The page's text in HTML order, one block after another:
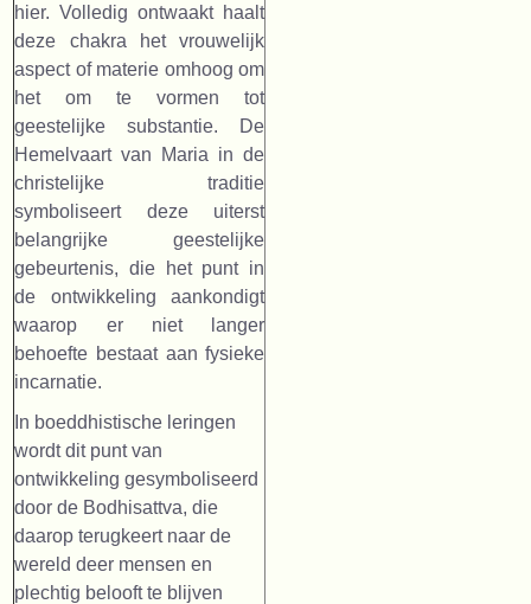
hier. Volledig ontwaakt haalt
deze chakra het vrouwelijk
aspect of materie omhoog om
het om te vormen tot
geestelijke substantie. De
Hemelvaart van Maria in de
christelijke traditie
symboliseert deze uiterst
belangrijke geestelijke
gebeurtenis, die het punt in
de ontwikkeling aankondigt
waarop er niet langer
behoefte bestaat aan fysieke
incarnatie.
In boeddhistische leringen
wordt dit punt van
ontwikkeling gesymboliseerd
door de Bodhisattva, die
daarop terugkeert naar de
wereld deer mensen en
plechtig belooft te blijven